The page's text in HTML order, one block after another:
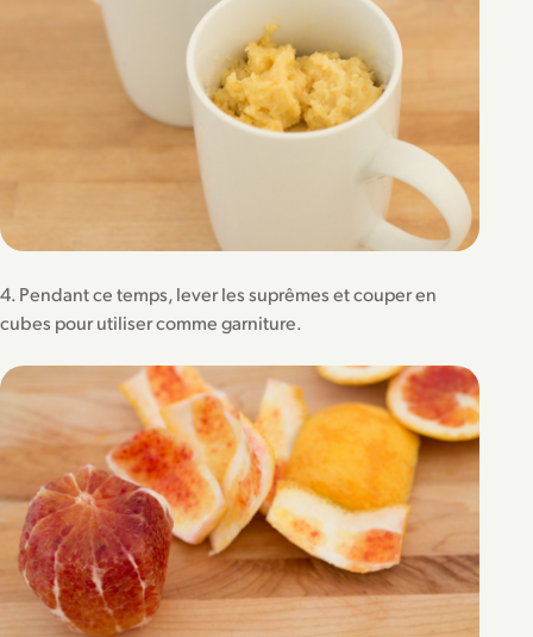
4. Pendant ce temps, lever les suprêmes et couper en
cubes pour utiliser comme garniture.